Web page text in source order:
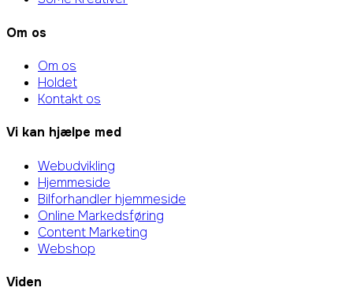
Om os
Om os
Holdet
Kontakt os
Vi kan hjælpe med
Webudvikling
Hjemmeside
Bilforhandler hjemmeside
Online Markedsføring
Content Marketing
Webshop
Viden